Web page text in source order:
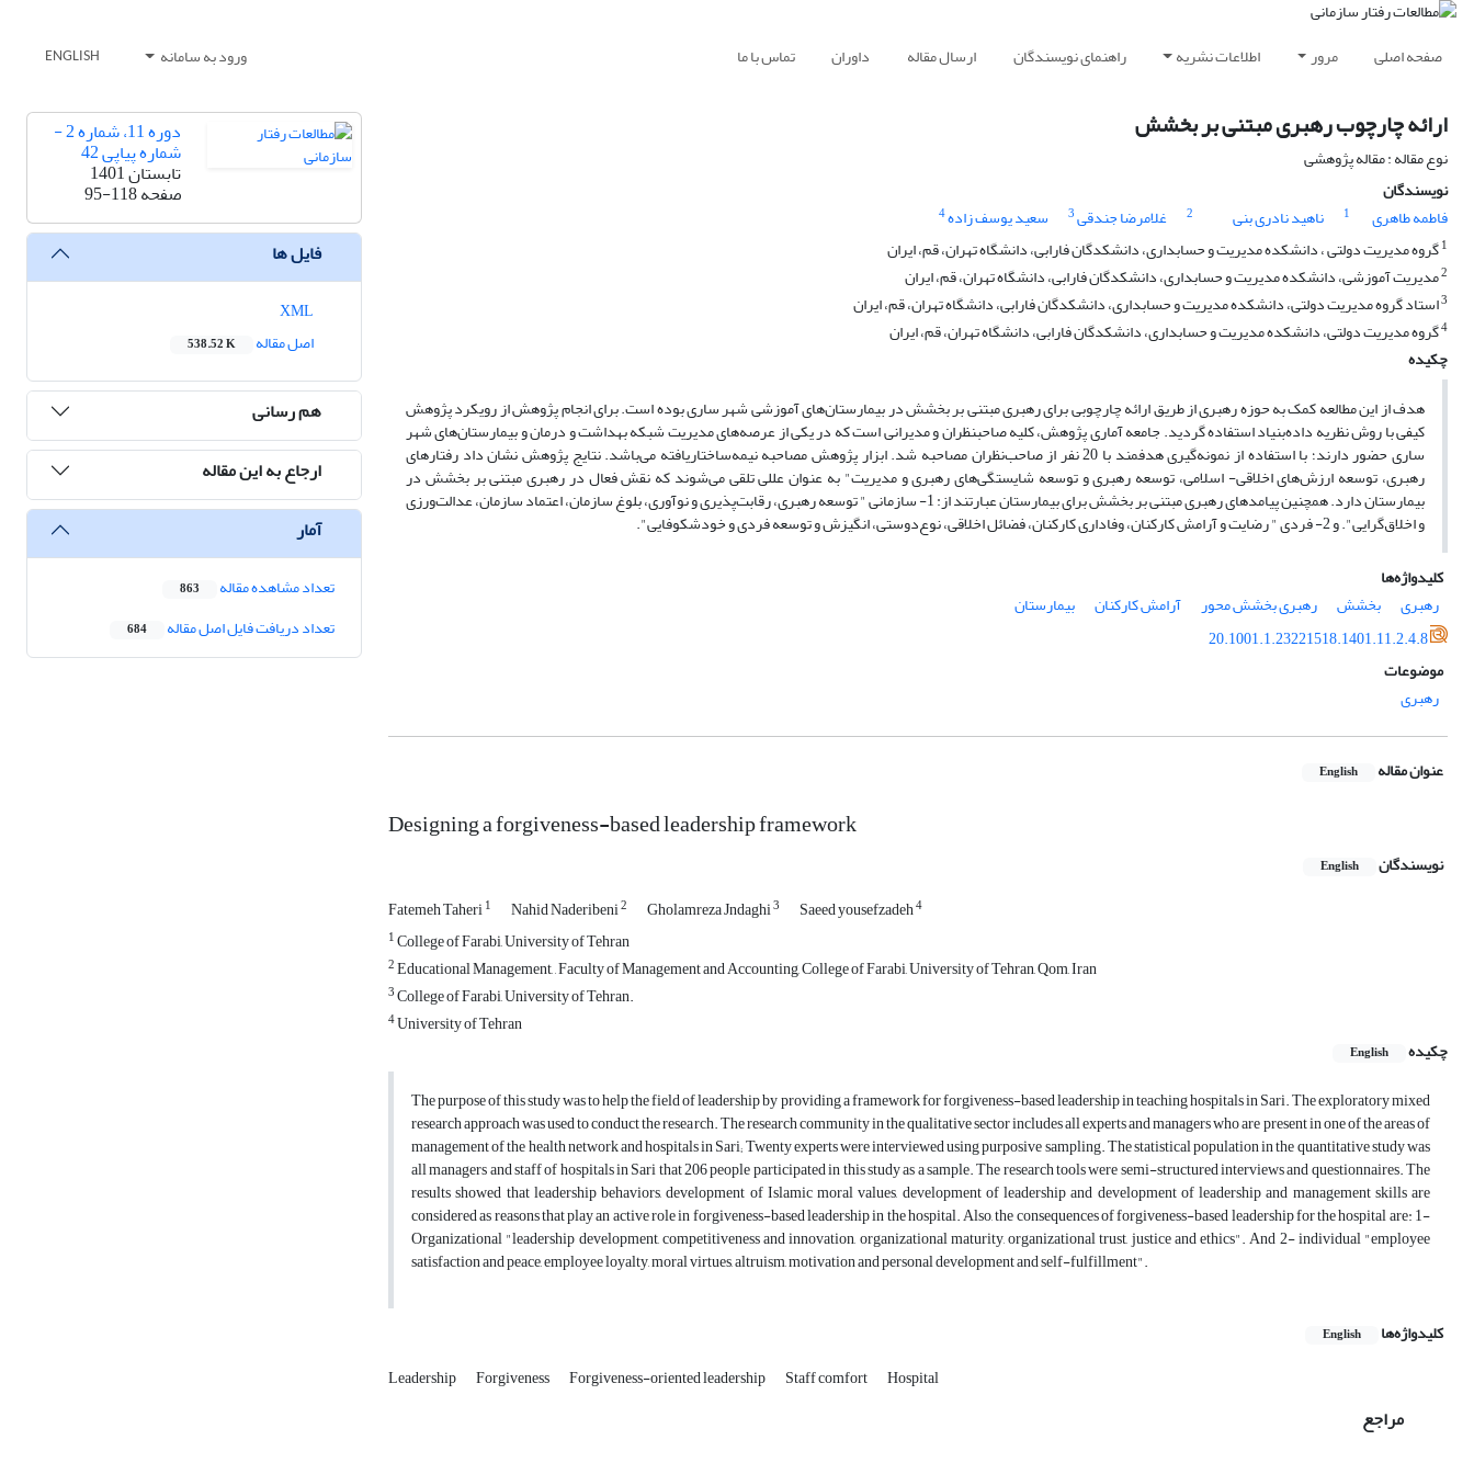
صفحه اصلی مرور اطلاعات نشریه راهنمای نویسندگان ارسال مقاله داوران تماس با ما ورود به سامانه ENGLISH
ارائه چارچوب رهبری مبتنی بر بخشش
نوع مقاله : مقاله پژوهشی
نویسندگان
فاطمه طاهری
1 ناهید نادری بنی 2 غلامرضا جندقی3 سعید یوسف زاده4
1گروه مدیریت دولتی ، دانشکده مدیریت و حسابداری، دانشکدگان فارابی، دانشگاه تهران، قم، ایران
2مدیریت آموزشی، دانشکده مدیریت و حسابداری، دانشکدگان فارابی، دانشگاه تهران، قم، ایران
3استاد گروه مدیریت دولتی، دانشکده مدیریت و حسابداری، دانشکدگان فارابی، دانشگاه تهران، قم، ایران
4گروه مدیریت دولتی، دانشکده مدیریت و حسابداری، دانشکدگان فارابی، دانشگاه تهران، قم، ایران
چکیده
هدف از این مطالعه کمک به حوزه رهبری از طریق ارائه چارچوبی برای رهبری مبتنی بر بخشش در بیمارستان‌های آموزشی شهر ساری بوده است. برای انجام پژوهش از رویکرد پژوهش
کیفی با روش نظریه داده‌بنیاد استفاده گردید. جامعه آماری پژوهش، کلیه صاحبنظران و مدیرانی است که در یکی از عرصه‌های مدیریت شبکه بهداشت و درمان و بیمارستان‌های شهر
ساری حضور دارند؛ با استفاده از نمونه‌گیری هدفمند با 20 نفر از صاحب‌نظران مصاحبه شد. ابزار پژوهش مصاحبه نیمه‌ساختاریافته می‌باشد. نتایج پژوهش نشان داد رفتارهای
رهبری، توسعه ارزش‌های اخلاقی- اسلامی، توسعه رهبری و توسعه شایستگی‌های رهبری و مدیریت" به عنوان عللی تلقی می‌شوند که نقش فعال در رهبری مبتنی بر بخشش در
بیمارستان دارد. همچنین پیامدهای رهبری مبتنی بر بخشش برای بیمارستان عبارتند از: 1- سازمانی " توسعه رهبری، رقابت‌پذیری و نوآوری، بلوغ سازمان، اعتماد سازمان، عدالت‌ورزی
و اخلاق‌گرایی". و 2- فردی " رضایت و آرامش کارکنان، وفاداری کارکنان، فضائل اخلاقی، نوع‌دوستی، انگیزش و توسعه فردی و خودشکوفایی".
کلیدواژه‌ها
رهبری
بخشش رهبری بخشش محور آرامش کارکنان
بیمارستان
20.1001.1.23221518.1401.11.2.4.8
موضوعات
رهبری
عنوان مقاله English
Designing a forgiveness-based leadership framework
نویسندگان English
Fatemeh Taheri1 Nahid Naderibeni2 Gholamreza Jndaghi3 Saeed yousefzadeh4
1College of Farabi, University of Tehran
2Educational Management, , Faculty of Management and Accounting, College of Farabi, University of Tehran, Qom, Iran
3College of Farabi, University of Tehran.
4University of Tehran
چکیده
English
The purpose of this study was to help the field of leadership by providing a framework for forgiveness-based leadership in teaching hospitals in Sari. The exploratory mixed
research approach was used to conduct the research. The research community in the qualitative sector includes all experts and managers who are present in one of the areas of
management of the health network and hospitals in Sari; Twenty experts were interviewed using purposive sampling. The statistical population in the quantitative study was
all managers and staff of hospitals in Sari that 206 people participated in this study as a sample. The research tools were semi-structured interviews and questionnaires. The
results showed that leadership behaviors, development of Islamic moral values, development of leadership and development of leadership and management skills are
considered as reasons that play an active role in forgiveness-based leadership in the hospital. Also, the consequences of forgiveness-based leadership for the hospital are: 1-
Organizational "leadership development, competitiveness and innovation, organizational maturity, organizational trust, justice and ethics". And 2- individual "employee
satisfaction and peace, employee loyalty, moral virtues, altruism, motivation and personal development and self-fulfillment".
کلیدواژه‌ها English
Leadership Forgiveness Forgiveness-oriented leadership Staff comfort Hospital
مراجع
دوره 11، شماره 2 -
شماره پیاپی 42
تابستان 1401
صفحه95-118
فایل ها
اصل مقاله
538.52 K
هم رسانی
ارجاع به این مقاله
آمار
تعداد مشاهده مقاله 863
تعداد دریافت فایل اصل مقاله 684